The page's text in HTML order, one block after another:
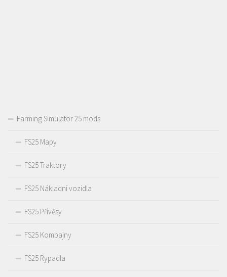
Farming Simulator 25 mods
FS25 Mapy
FS25 Traktory
FS25 Nákladní vozidla
FS25 Přívěsy
FS25 Kombajny
FS25 Rypadla